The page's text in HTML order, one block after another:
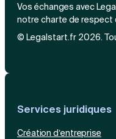
Vos échanges avec
notre charte de respect
© Legalstart.fr 2026.
Services juridiques
Création d’entreprise